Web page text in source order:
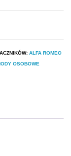
ALFA ROMEO
OSOBOWE